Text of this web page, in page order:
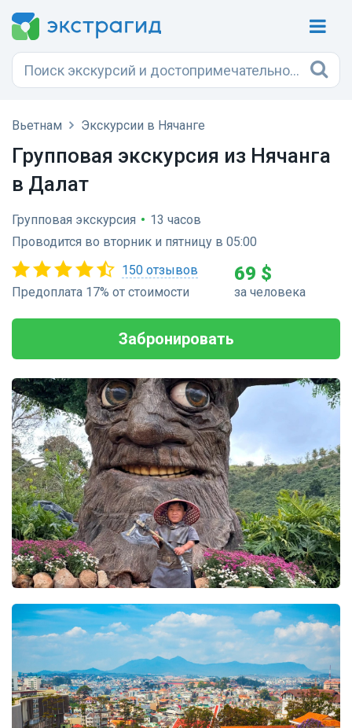
Вьетнам Экскурсии в Нячанге
Групповая экскурсия из Нячанга
в Далат
Групповая экскурсия • 13 часов
Проводится во вторник и пятницу в 05:00
150 отзывов
Предоплата 17% от стоимости
69 $
за человека
Забронировать